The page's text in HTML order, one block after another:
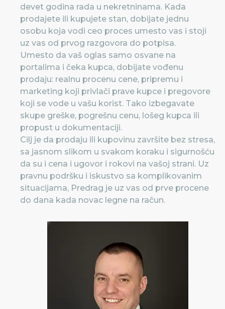
devet godina rada u nekretninama. Kada
prodajete ili kupujete stan, dobijate jednu
osobu koja vodi ceo proces umesto vas i stoji
uz vas od prvog razgovora do potpisa.
Umesto da vaš oglas samo osvane na
portalima i čeka kupca, dobijate vođenu
prodaju: realnu procenu cene, pripremu i
marketing koji privlači prave kupce i pregovore
koji se vode u vašu korist. Tako izbegavate
skupe greške, pogrešnu cenu, lošeg kupca ili
propust u dokumentaciji.
Cilj je da prodaju ili kupovinu završite bez stresa,
sa jasnom slikom u svakom koraku i sigurnošću
da su i cena i ugovor i rokovi na vašoj strani. Uz
pravnu podršku i iskustvo sa komplikovanim
situacijama, Predrag je uz vas od prve procene
do dana kada novac legne na račun.